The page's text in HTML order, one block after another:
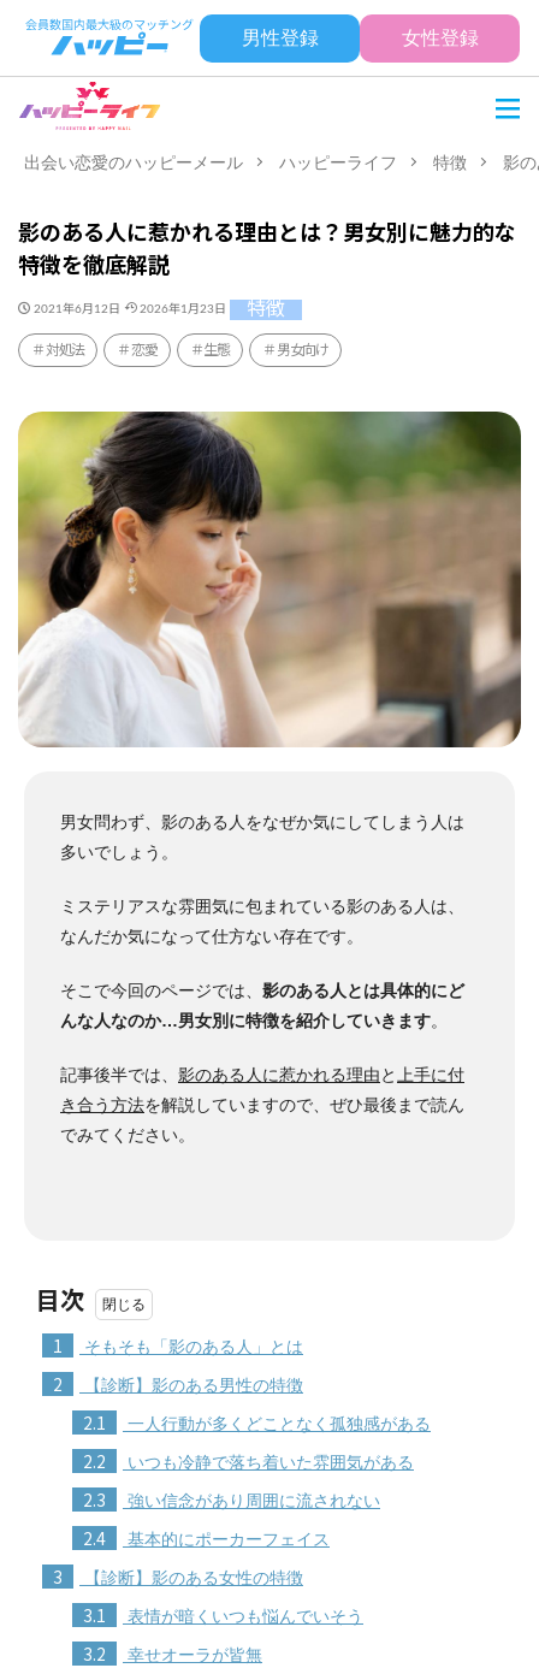
男性登録 女性登録
出会い恋愛のハッピーメール ハッピーライフ 特徴 影
影のある人に惹かれる理由とは？男女別に魅力的な
特徴を徹底解説
2021年6月12日 2026年1月23日 特徴
対処法 恋愛 生態 男女向け
男女問わず、影のある人をなぜか気にしてしまう人は
多いでしょう。
ミステリアスな雰囲気に包まれている影のある人は、
なんだか気になって仕方ない存在です。
そこで今回のページでは、 影のある人とは具体的にど
んな人なのか…男女別に特徴を紹介していきます。
記事後半では、 影のある人に惹かれる理由と
上手に付
き合う方法を解説していますので、ぜひ最後まで読ん
でみてください。
目次
1 そもそも「影のある人」とは
2 【診断】影のある男性の特徴
2.1 一人行動が多くどことなく孤独感がある
2.2 いつも冷静で落ち着いた雰囲気がある
2.3 強い信念があり周囲に流されない
2.4 基本的にポーカーフェイス
3 【診断】影のある女性の特徴
3.1 表情が暗くいつも悩んでいそう
3.2 幸せオーラが皆無